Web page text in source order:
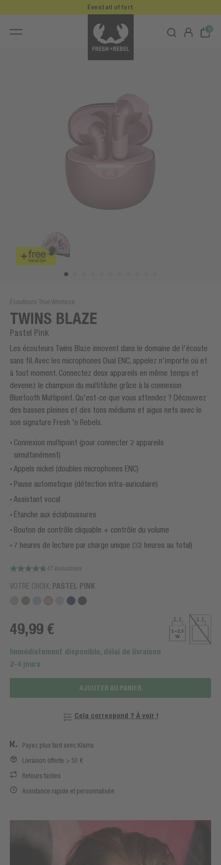
0
Éventail offert
Écouteurs True Wireless
TWINS BLAZE
Pastel Pink
Les écouteurs Twins Blaze innovent dans le domaine de l'écoute
sans fil. Avec les microphones Dual ENC, appelez n'importe où et
à tout moment. Connectez deux appareils en même temps et
devenez le champion du multitâche grâce à la connexion
Bluetooth Multipoint. Qu'est-ce que vous attendez ? Découvrez
des basses pleines et des tons médiums et aigus nets avec le
son signature Fresh 'n Rebels.
Connexion multipoint (pour connecter 2 appareils
simultanément)
Appels nickel (doubles microphones ENC)
Pause automatique (détection intra-auriculaire)
Assistant vocal
Étanche aux éclaboussures
Bouton de contrôle cliquable + contrôle du volume
7 heures de lecture par charge unique (32 heures au total)
47 évaluations
VOTRE CHOIX: PASTEL PINK
49,99 €
Immédiatement disponible, délai de livraison
2-4 jours
AJOUTER AU PANIER
Cela correspond ? À voir !
Payez plus tard avec Klarna
Livraison offerte > 50 €
Retours faciles
Assistance rapide et personnalisée